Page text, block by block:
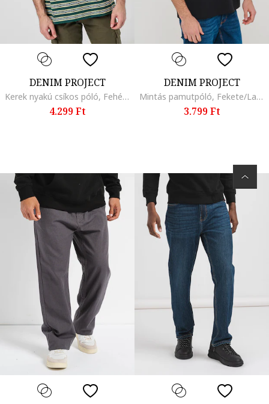
DENIM PROJECT
Kerek nyakú csíkos póló, Fehér/Halványsárga/Angolzöld
4.299 Ft
DENIM PROJECT
Mintás pamutpóló, Fekete/Lazacszín
3.799 Ft